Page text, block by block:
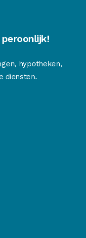
hypotheken,
diensten.